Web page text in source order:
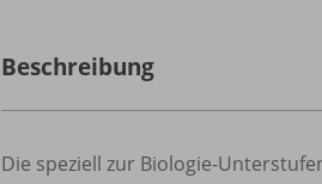
Beschreibung
Die speziell zur Biologie-